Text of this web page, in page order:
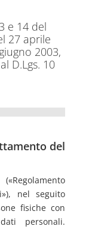
e 14 del
27 aprile
2003,
D.Lgs. 10
del
nel seguito
fisiche con
personali.